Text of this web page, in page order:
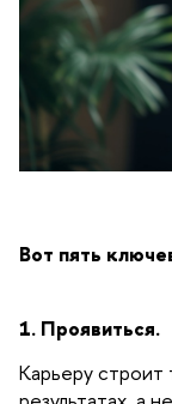
Вот пять
1. Проявиться.
Карьеру строит